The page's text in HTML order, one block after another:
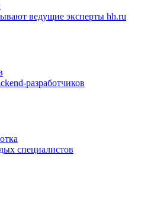
ведущие эксперты hh.ru
разработчиков
специалистов